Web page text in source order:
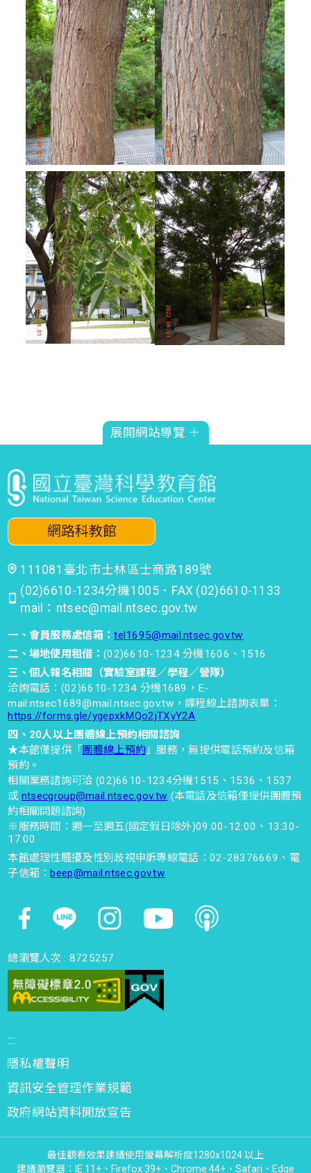
展開網站導覽 ＋
網路科教館
111081臺北市士林區士商路189號
(02)6610-1234分機1005．FAX (02)6610-1133
mail：ntsec@mail.ntsec.gov.tw
一、會員服務處信箱：tel1695@mail.ntsec.gov.tw
二、場地使用租借： (02)6610-1234 分機1606、1516
三、個人報名相關（實驗室課程／學程／營隊）
洽詢電話：(02)6610-1234 分機1689，E-
mail:ntsec1689@mail.ntsec.gov.tw，課程線上諮詢表單：
https://forms.gle/ygepxkMQo2jTXyY2A
四、20人以上團體線上預約相關諮詢
★本館僅提供「 團體線上預約 」服務，無提供電話預約及信箱
預約。
相關業務諮詢可洽 (02)6610-1234分機1515、1536、1537
或 ntsecgroup@mail.ntsec.gov.tw (本電話及信箱僅提供團體預
約相關問題諮詢)
※服務時間：週一至週五(國定假日除外)09:00-12:00、13:30-
17:00
本館處理性騷擾及性別歧視申訴專線電話：02-28376669、電
子信箱：beep@mail.ntsec.gov.tw
總瀏覽人次 : 8725257
最佳觀看效果建議使用螢幕解析度1280x1024 以上
建議瀏覽器：IE 11+、Firefox 39+、Chrome 44+、Safari、Edge
:::
隱私權聲明
資訊安全管理作業規範
政府網站資料開放宣告